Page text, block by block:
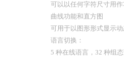
可以以任何字符尺寸用
曲线功能和直方图
可用于以图形形式显示
语言切换：
5 种在线语言，32 种组